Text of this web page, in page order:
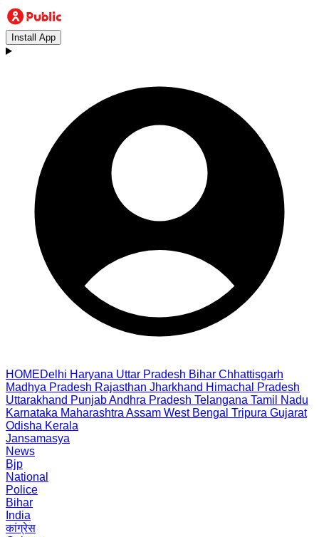
Install App
HOMEDelhi Haryana Uttar Pradesh Bihar Chhattisgarh
Madhya Pradesh Rajasthan Jharkhand Himachal Pradesh
Uttarakhand PunjabAndhra Pradesh Telangana Tamil Nadu
Karnataka Maharashtra Assam West Bengal Tripura Gujarat
Odisha Kerala
Jansamasya
News
Bjp
National
Police
Bihar
India
कांग्रेस